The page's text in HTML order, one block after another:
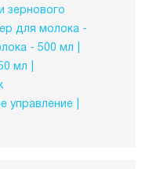
зернового
для молока -
- 500 мл
мл
управление